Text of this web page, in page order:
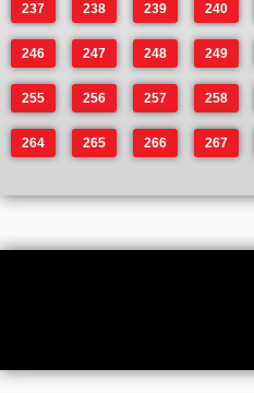
237 238 239 240
246 247 248 249
255 256 257 258
264 265 266 267